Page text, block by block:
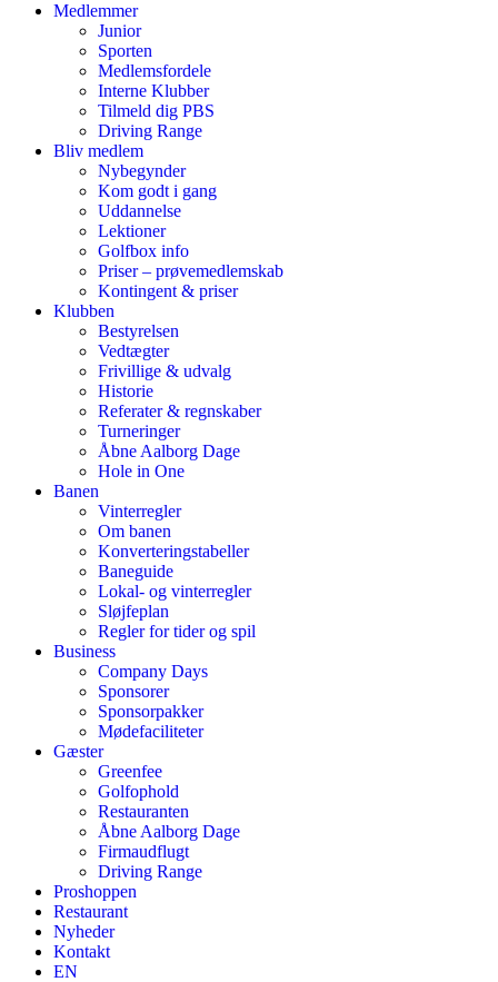
Medlemmer
Junior
Sporten
Medlemsfordele
Interne Klubber
Tilmeld dig PBS
Driving Range
Bliv medlem
Nybegynder
Kom godt i gang
Uddannelse
Lektioner
Golfbox info
Priser – prøvemedlemskab
Kontingent & priser
Klubben
Bestyrelsen
Vedtægter
Frivillige & udvalg
Historie
Referater & regnskaber
Turneringer
Åbne Aalborg Dage
Hole in One
Banen
Vinterregler
Om banen
Konverteringstabeller
Baneguide
Lokal- og vinterregler
Sløjfeplan
Regler for tider og spil
Business
Company Days
Sponsorer
Sponsorpakker
Mødefaciliteter
Gæster
Greenfee
Golfophold
Restauranten
Åbne Aalborg Dage
Firmaudflugt
Driving Range
Proshoppen
Restaurant
Nyheder
Kontakt
EN